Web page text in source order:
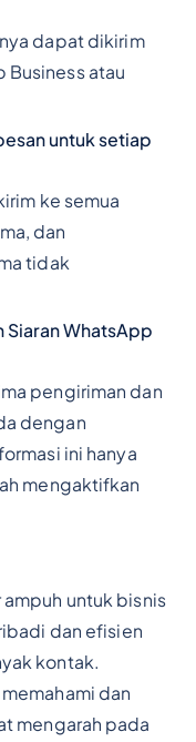
dapat dikirim
Business atau
untuk setiap
ke semua
dan
tidak
Siaran WhatsApp
pengiriman dan
dengan
ini hanya
mengaktifkan
untuk bisnis
dan efisien
kontak.
dan
mengarah pada